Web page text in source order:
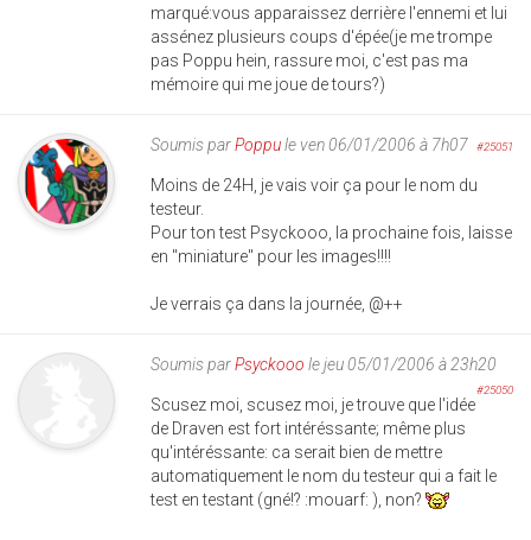
marqué:vous apparaissez derrière l'ennemi et lui
assénez plusieurs coups d'épée(je me trompe
pas Poppu hein, rassure moi, c'est pas ma
mémoire qui me joue de tours?)
Soumis parPoppule ven 06/01/2006 à 7h07 #25051
Moins de 24H, je vais voir ça pour le nom du
testeur.
Pour ton test Psyckooo, la prochaine fois, laisse
en "miniature" pour les images!!!!
Je verrais ça dans la journée, @++
Soumis parPsyckooo le jeu 05/01/2006 à 23h20
#25050
Scusez moi, scusez moi, je trouve que l'idée
de Draven est fort intéréssante; même plus
qu'intéréssante: ca serait bien de mettre
automatiquement le nom du testeur qui a fait le
test en testant (gné!? :mouarf: ), non?